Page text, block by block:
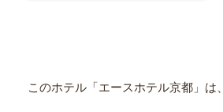
このホテル「エースホテル京都」は、